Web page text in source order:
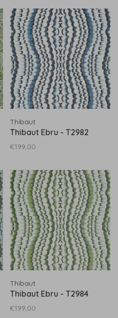
Thibaut
Thibaut Ebru - T2982
€199,00
Thibaut
Thibaut Ebru - T2984
€199,00